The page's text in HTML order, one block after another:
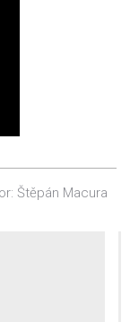
Štěpán Macura